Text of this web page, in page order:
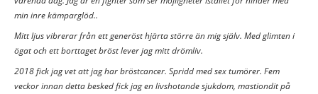
min inre kämparglöd..
Mitt ljus vibrerar från ett generöst hjärta större än mig själv. Med glimten i
ögat och ett borttaget bröst lever jag mitt drömliv.
2018 fick jag vet att jag har bröstcancer. Spridd med sex tumörer. Fem
veckor innan detta besked fick jag en livshotande sjukdom, mastiondit på